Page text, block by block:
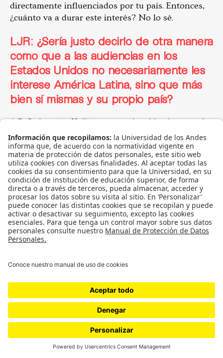
directamente influenciados por tu país. Entonces,
¿cuánto va a durar este interés? No lo sé.
LJR: ¿Sería justo decirlo de otra manera
como que a las audiencias en los
Estados Unidos no necesariamente les
interese América Latina, sino que más
bien sí mismas y su propio país?
AG: Sí, lo sería. Y diría que ese ha sido siempre el
caso desde que soy periodista. Centroamérica fue
importante porque era parte de la política exterior
de Reagan. Y mi tarea, tal como la he entendido,
siempre ha sido contar historias lo suficientemente
atractivas como para que los lectores las lean por
el valor de la historia.
LJR: Alguien dijo que tu trabajo
consiste en contar las historias de
América Latina por sí mismas, no de
América Latina como una función de
AG: Sí, exactamente. A veces me preguntan qué
pienso sobre esta persona o aquella presidencia o
tal política. No pienso en eso. Pienso en este
mundo como su propio mundo y como mi mundo.
Y sobre eso es que trato de contar historias.